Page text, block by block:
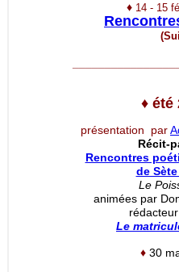
♦ 14 - 15
♦été
présentation par
Récit-
Rencontres
de
Le
animées par
Le
♦ 30